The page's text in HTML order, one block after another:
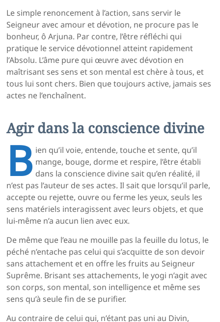
Le simple renoncement à l’action, sans servir le
Seigneur avec amour et dévotion, ne procure pas le
bonheur, ô Arjuna. Par contre, l’être réfléchi qui
pratique le service dévotionnel atteint rapidement
l’Absolu. L’âme pure qui œuvre avec dévotion en
maîtrisant ses sens et son mental est chère à tous, et
tous lui sont chers. Bien que toujours active, jamais ses
actes ne l’enchaînent.
Agir dans la conscience divine
B ien qu’il voie, entende, touche et sente, qu’il
mange, bouge, dorme et respire, l’être établi
dans la conscience divine sait qu’en réalité, il
n’est pas l’auteur de ses actes. Il sait que lorsqu’il parle,
accepte ou rejette, ouvre ou ferme les yeux, seuls les
sens matériels interagissent avec leurs objets, et que
lui-même n’a aucun lien avec eux.
De même que l’eau ne mouille pas la feuille du lotus, le
péché n’entache pas celui qui s’acquitte de son devoir
sans attachement et en offre les fruits au Seigneur
Suprême. Brisant ses attachements, le yogi n’agit avec
son corps, son mental, son intelligence et même ses
sens qu’à seule fin de se purifier.
Au contraire de celui qui, n’étant pas uni au Divin,